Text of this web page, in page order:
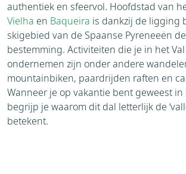
authentiek en sfeervol. Hoofdstad van
Vielha en Baqueira is dankzij de ligging
skigebied van de Spaanse Pyreneeën
bestemming. Activiteiten die je in het Val
ondernemen zijn onder andere
mountainbiken, paardrijden raften en
Wanneer je op vakantie bent geweest in
begrijp je waarom dit dal letterlijk de
betekent.